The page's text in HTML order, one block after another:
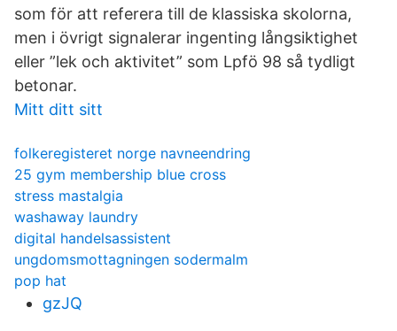
som för att referera till de klassiska skolorna,
men i övrigt signalerar ingenting långsiktighet
eller ”lek och aktivitet” som Lpfö 98 så tydligt
betonar.
Mitt ditt sitt
folkeregisteret norge navneendring
25 gym membership blue cross
stress mastalgia
washaway laundry
digital handelsassistent
ungdomsmottagningen sodermalm
pop hat
gzJQ